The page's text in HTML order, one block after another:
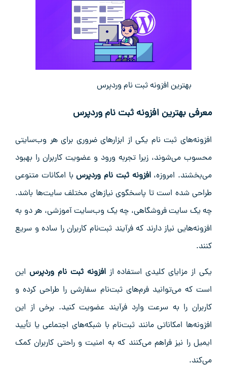
بهترین افزونه ثبت نام وردپرس
معرفی بهترین افزونه ثبت نام وردپرس
افزونه‌های ثبت نام یکی از ابزارهای ضروری برای هر وب‌سایتی
محسوب می‌شوند، زیرا تجربه ورود و عضویت کاربران را بهبود
می‌بخشند. امروزه،افزونه ثبت نام وردپرسبا امکانات متنوعی
طراحی شده است تا پاسخگوی نیازهای مختلف سایت‌ها باشد.
چه یک سایت فروشگاهی، چه یک وب‌سایت آموزشی، هر دو به
افزونه‌هایی نیاز دارند که فرآیند ثبت‌نام کاربران را ساده و سریع
کنند.
یکی از مزایای کلیدی استفاده ازافزونه ثبت نام وردپرس این
است که می‌توانید فرم‌های ثبت‌نام سفارشی را طراحی کرده و
کاربران را به سرعت وارد فرآیند عضویت کنید. برخی از این
افزونه‌ها امکاناتی مانند ثبت‌نام با شبکه‌های اجتماعی یا تأیید
ایمیل را نیز فراهم می‌کنند که به امنیت و راحتی کاربران کمک
می‌کند.